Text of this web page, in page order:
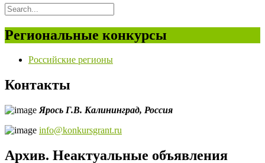
Региональные конкурсы
Российские регионы
Контакты
Ярось Г.В. Калининград, Россия
info@konkursgrant.ru
Архив. Неактуальные объявления